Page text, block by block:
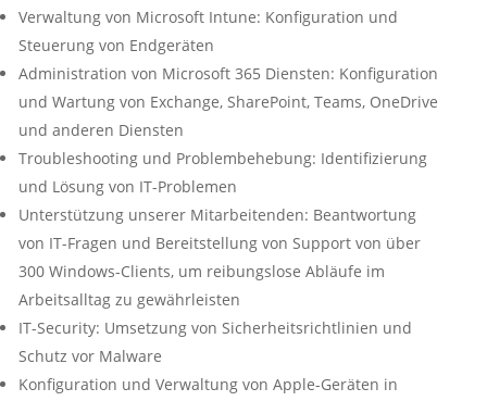
Verwaltung von Microsoft Intune: Konfiguration und
Steuerung von Endgeräten
Administration von Microsoft 365 Diensten: Konfiguration
und Wartung von Exchange, SharePoint, Teams, OneDrive
und anderen Diensten
Troubleshooting und Problembehebung: Identifizierung
und Lösung von IT-Problemen
Unterstützung unserer Mitarbeitenden: Beantwortung
von IT-Fragen und Bereitstellung von Support von über
300 Windows-Clients, um reibungslose Abläufe im
Arbeitsalltag zu gewährleisten
IT-Security: Umsetzung von Sicherheitsrichtlinien und
Schutz vor Malware
Konfiguration und Verwaltung von Apple-Geräten in